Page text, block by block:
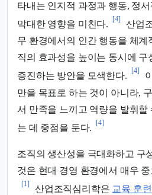
타내는 인지적 과정과 행동, 정
막대한 영향을 미친다.
[4]
산업
무 환경에서의 인간 행동을 체
직의 효과성을 높이는 동시에 구
증진하는 방안을 모색한다.
[4]
만을 목표로 하는 것이 아니라,
서 만족을 느끼고 역량을 발휘할
는 데 중점을 둔다.
[4]
조직의 생산성을 극대화하고 구
것은 현대 경영 환경에서 매우
[1]
산업조직심리학은 교육 훈련